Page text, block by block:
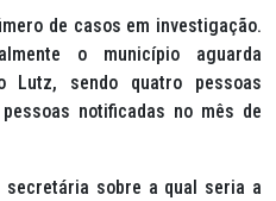
de casos em investigação.
o município aguarda
Lutz, sendo quatro pessoas
notificadas no mês de
secretária sobre a qual seria a